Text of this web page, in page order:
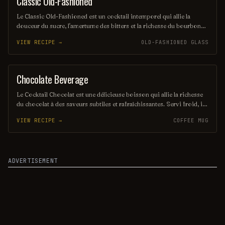
Le Classic Old-Fashioned est un cocktail intemporel qui allie la
douceur du sucre, l'amertume des bitters et la richesse du bourbon
cerise, il incarne l'élégance et la simplicité des boissons classiques.
Parfait pour ceux qui apprécient les saveurs authentiques et
raffinées.
VIEW RECIPE → OLD-FASHIONED GLASS
COCOA
Chocolate Beverage
Le Cocktail Chocolat est une délicieuse boisson qui allie la richesse
du chocolat à des saveurs subtiles et rafraîchissantes. Servi froid, il
amateurs de douceurs. Idéal pour les soirées entre amis ou comme
dessert liquide, ce cocktail séduira les papilles des plus exigeants.
VIEW RECIPE → COFFEE MUG
ADVERTISEMENT